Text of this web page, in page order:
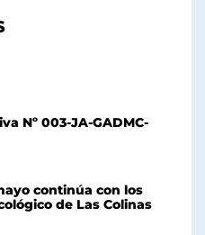
Nº 003-JA-GADMC-
continúa con los
de Las Colinas